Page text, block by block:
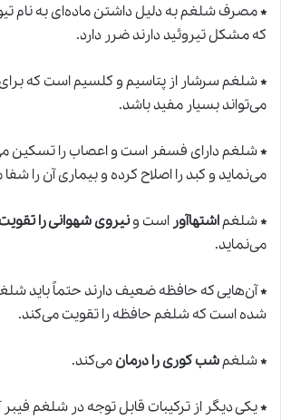
*مصرف شلغم به دلیل داشتن ماده‌ای به نام
که مشکل تیروئید دارند ضرر دارد.
*شلغم سرشار از پتاسیم و کلسیم است که
می‌تواند بسیار مفید باشد.
*شلغم دارای فسفر است و اعصاب را تسکین
می‌نماید و کبد را اصلاح کرده و بیماری آن را
*شلغماشتهاآور است ونیروی شهوانی را
می‌نماید.
*آن‌هایی که حافظه ضعیف دارند حتماً باید
شده است که شلغم حافظه را تقویت می‌کند.
*شلغمشب کوری را درمانمی‌کند.
*یکی دیگر از ترکیبات قابل توجه در شلغم